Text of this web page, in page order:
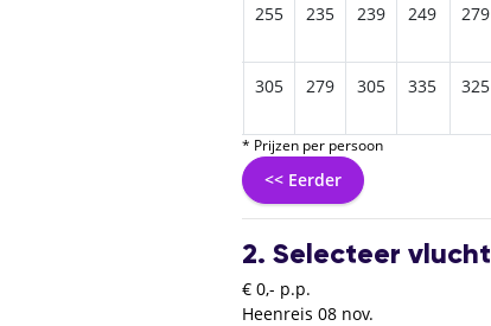
255 235 239 249 279
305 279 305 335 325
* Prijzen per persoon
<< Eerder
2. Selecteer vlucht
€ 0,- p.p.
Heenreis 08 nov.